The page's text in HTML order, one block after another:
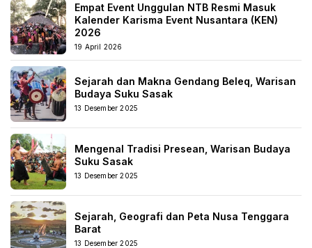
Empat Event Unggulan NTB Resmi Masuk
Kalender Karisma Event Nusantara (KEN)
2026
19 April 2026
Sejarah dan Makna Gendang Beleq, Warisan
Budaya Suku Sasak
13 Desember 2025
Mengenal Tradisi Presean, Warisan Budaya
Suku Sasak
13 Desember 2025
Sejarah, Geografi dan Peta Nusa Tenggara
Barat
13 Desember 2025